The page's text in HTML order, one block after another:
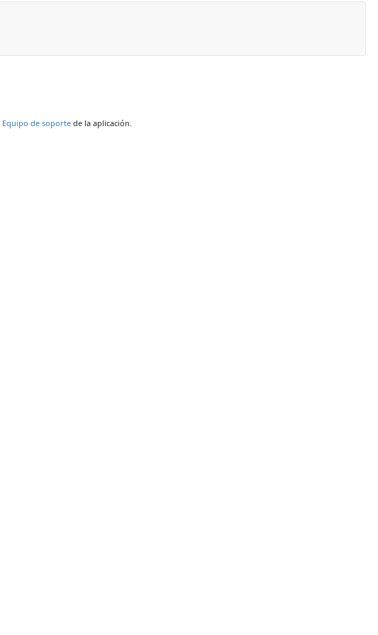
Equipo de soporte de la aplicación.